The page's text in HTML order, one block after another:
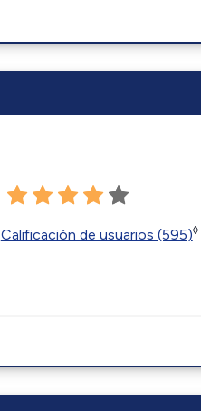
Calificación de usuarios (595)◊